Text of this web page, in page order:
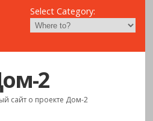
Select Category:
2
сайт о проекте Дом-2